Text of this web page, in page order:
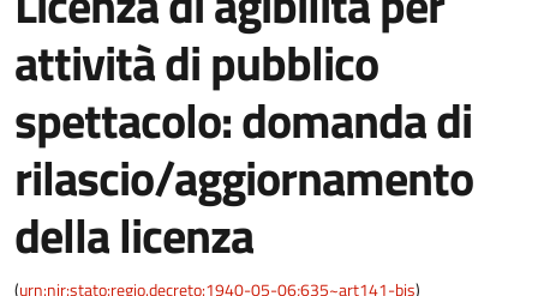
attività di pubblico
spettacolo: domanda di
rilascio/aggiornamento
della licenza
(urn:nir:stato:regio.decreto:1940-05-06;635~art141-bis)